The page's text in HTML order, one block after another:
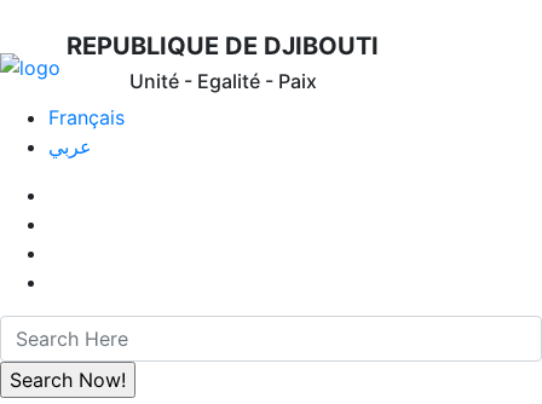
REPUBLIQUE DE DJIBOUTI
Unité - Egalité - Paix
Français
عربي